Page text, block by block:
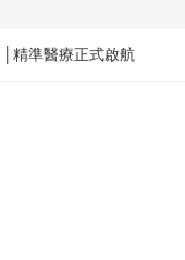
精準醫療正式啟航